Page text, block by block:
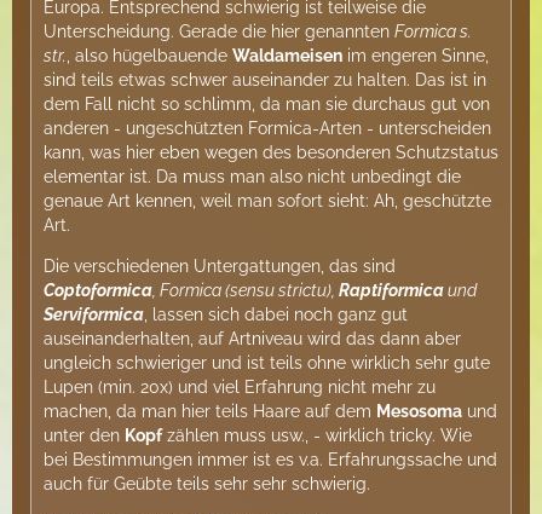
Europa. Entsprechend schwierig ist teilweise die
Unterscheidung. Gerade die hier genannten Formica s.
str., also hügelbauende Waldameisen im engeren Sinne,
sind teils etwas schwer auseinander zu halten. Das ist in
dem Fall nicht so schlimm, da man sie durchaus gut von
anderen - ungeschützten Formica-Arten - unterscheiden
kann, was hier eben wegen des besonderen Schutzstatus
elementar ist. Da muss man also nicht unbedingt die
genaue Art kennen, weil man sofort sieht: Ah, geschützte
Art.
Die verschiedenen Untergattungen, das sind
Coptoformica, Formica (sensu strictu), Raptiformicaund
Serviformica, lassen sich dabei noch ganz gut
auseinanderhalten, auf Artniveau wird das dann aber
ungleich schwieriger und ist teils ohne wirklich sehr gute
Lupen (min. 20x) und viel Erfahrung nicht mehr zu
machen, da man hier teils Haare auf dem Mesosoma und
unter den Kopfzählen muss usw., - wirklich tricky. Wie
bei Bestimmungen immer ist es v.a. Erfahrungssache und
auch für Geübte teils sehr sehr schwierig.